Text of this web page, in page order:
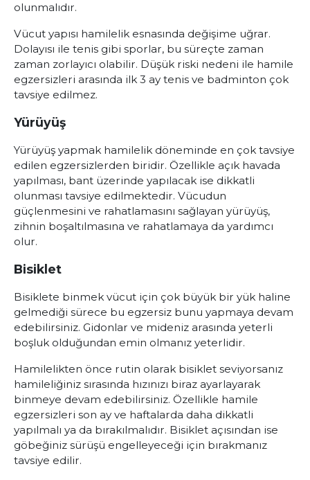
olunmalıdır.
Vücut yapısı hamilelik esnasında değişime uğrar.
Dolayısı ile tenis gibi sporlar, bu süreçte zaman
zaman zorlayıcı olabilir. Düşük riski nedeni ile hamile
egzersizleri arasında ilk 3 ay tenis ve badminton çok
tavsiye edilmez.
Yürüyüş
Yürüyüş yapmak hamilelik döneminde en çok tavsiye
edilen egzersizlerden biridir. Özellikle açık havada
yapılması, bant üzerinde yapılacak ise dikkatli
olunması tavsiye edilmektedir. Vücudun
güçlenmesini ve rahatlamasını sağlayan yürüyüş,
zihnin boşaltılmasına ve rahatlamaya da yardımcı
olur.
Bisiklet
Bisiklete binmek vücut için çok büyük bir yük haline
gelmediği sürece bu egzersiz bunu yapmaya devam
edebilirsiniz. Gidonlar ve mideniz arasında yeterli
boşluk olduğundan emin olmanız yeterlidir.
Hamilelikten önce rutin olarak bisiklet seviyorsanız
hamileliğiniz sırasında hızınızı biraz ayarlayarak
binmeye devam edebilirsiniz. Özellikle hamile
egzersizleri son ay ve haftalarda daha dikkatli
yapılmalı ya da bırakılmalıdır. Bisiklet açısından ise
göbeğiniz sürüşü engelleyeceği için bırakmanız
tavsiye edilir.